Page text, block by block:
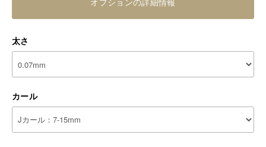
オプションの詳細情報
太さ
カール